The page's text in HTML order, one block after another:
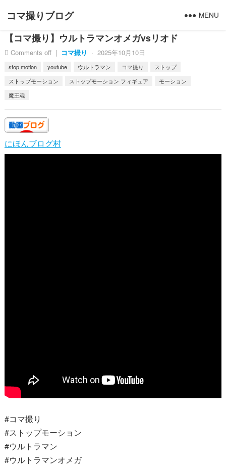
コマ撮りブログ MENU
【コマ撮り】ウルトラマンオメガvsリオド
Comments off | コマ撮り · 2025年10月10日
stop motion youtube ウルトラマン コマ撮り
ストップ
ストップモーション
ストップモーション フィギュア
モーション
魔王魂
にほんブログ村
#コマ撮り
#ストップモーション
#ウルトラマン
#ウルトラマンオメガ